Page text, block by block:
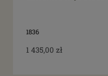
1836
1 435,00 zł